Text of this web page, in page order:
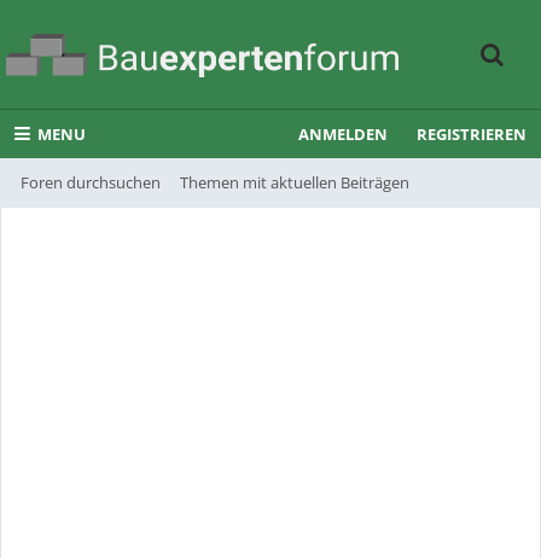
MENU
Foren durchsuchen Themen mit aktuellen Beiträgen
ANMELDEN REGISTRIEREN